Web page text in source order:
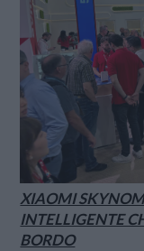
XIAOMI
INTELLIGENTE
BORDO